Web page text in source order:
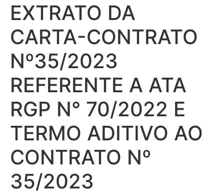
EXTRATO DA
CARTA-CONTRATO
Nº35/2023
REFERENTE A ATA
RGP N° 70/2022 E
TERMO ADITIVO AO
CONTRATO Nº
35/2023